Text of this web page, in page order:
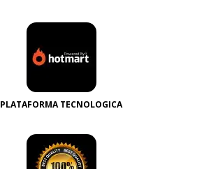
PLATAFORMA TECNOLOGICA